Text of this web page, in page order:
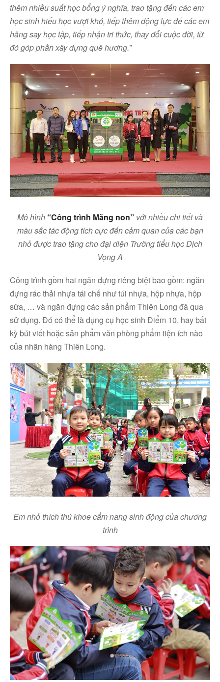
thêm nhiều suất học bổng ý nghĩa, trao tặng đến các em
học sinh hiếu học vượt khó, tiếp thêm động lực để các em
hăng say học tập, tiếp nhận tri thức, thay đổi cuộc đời, từ
đó góp phần xây dựng quê hương.”
Mô hình “Công trình Măng non” với nhiều chi tiết và
màu sắc tác động tích cực đến cảm quan của các bạn
nhỏ được traotặng cho đại diện Trường tiểu học Dịch
Vọng A
Công trình gồm hai ngăn đựng riêng biệt bao gồm: ngăn
đựng rác thải nhựa tái chế như túi nhựa, hộp nhựa, hộp
sữa, … và ngăn đựng các sản phẩm Thiên Long đã qua
sử dụng. Đó có thể là dụng cụ học sinh Điểm 10, hay bất
kỳ bút viết hoặc sản phẩm văn phòng phẩm tiện ích nào
của nhãn hàng Thiên Long.
Em nhỏthích thú khoe cẩm nang sinh động của chương
trình